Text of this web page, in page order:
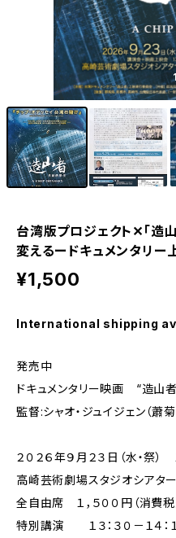
台湾版プロジェクト✕「造
変えるードキュメンタリー
¥1,500
International shipping
発売中
ドキュメンタリー映画 “造山
監督:シャオ・ジュイジェン（蕭菊
２０２６年９月２３日（水・祭
高崎芸術劇場スタジオシアター
全自由席 １，５００円（消費税
特別講演 １３：３０－１４：